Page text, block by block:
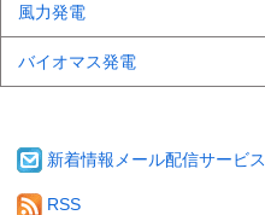
風力発電
バイオマス発電
新着情報メール配信サービス
RSS